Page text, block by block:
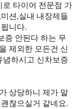
로 타이어 전문점 가
션,실내 내장제들
니다.
증 안된다 하는 무
제외한 모든건 신
념하시고 신차보증
상당하니 제가 말
찮으실거 같네요.